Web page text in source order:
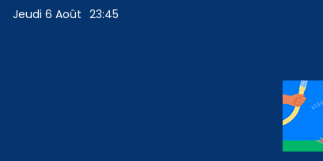
Jeudi 6 Août 23:45